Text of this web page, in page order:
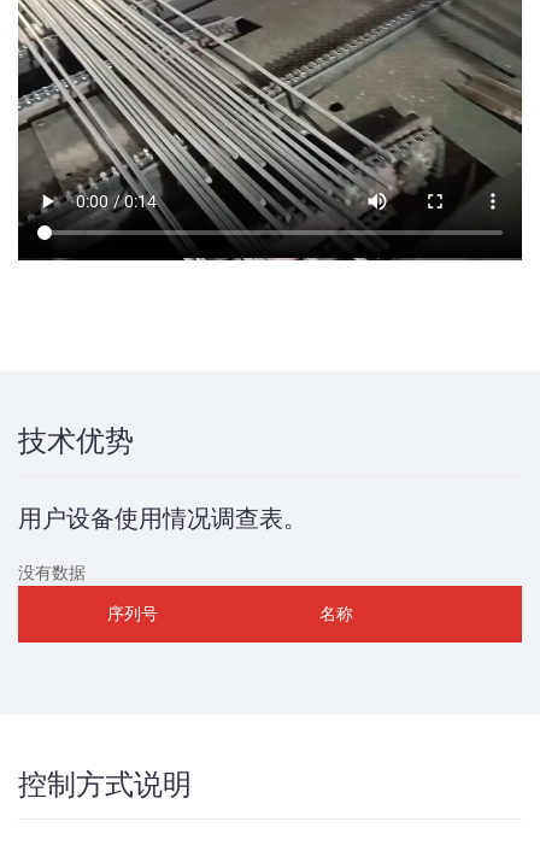
技术优势
用户设备使用情况调查表。
没有数据
序列号 名称
控制方式说明